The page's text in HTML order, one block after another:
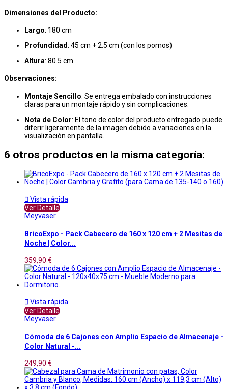
Dimensiones del Producto:
Largo: 180 cm
Profundidad: 45 cm + 2.5 cm (con los pomos)
Altura: 80.5 cm
Observaciones:
Montaje Sencillo: Se entrega embalado con instrucciones
claras para un montaje rápido y sin complicaciones.
Nota de Color: El tono de color del producto entregado puede
diferir ligeramente de la imagen debido a variaciones en la
visualización en pantalla.
6 otros productos en la misma categoría:
 Vista rápida
Ver Detalle
Meyvaser
BricoExpo - Pack Cabecero de 160 x 120 cm + 2 Mesitas de
Noche | Color...
359,90 €
 Vista rápida
Ver Detalle
Meyvaser
Cómoda de 6 Cajones con Amplio Espacio de Almacenaje -
Color Natural -...
249,90 €